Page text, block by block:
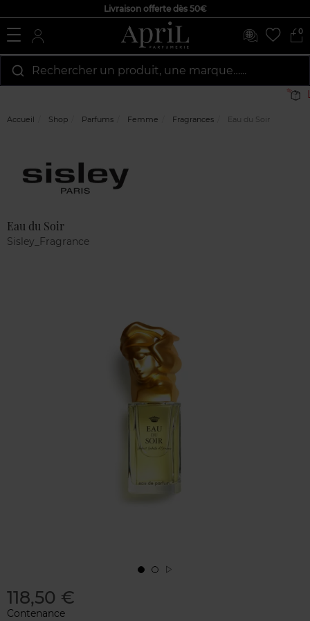
Livraison offerte dès 50€
0
Rechercher un produit, une marque…...
Accueil Shop Parfums Femme Fragrances Eau du Soir
Eau du Soir
Sisley_Fragrance
118,50 €
Contenance